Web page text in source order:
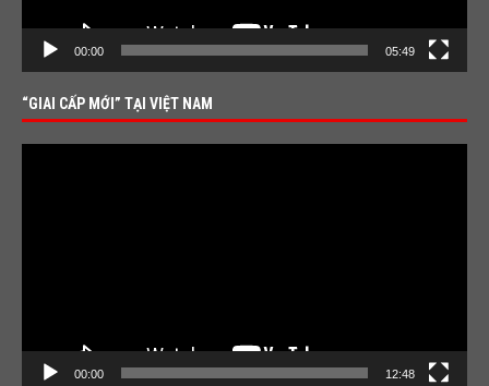
00:00 05:49
“GIAI CẤP MỚI” TẠI VIỆT NAM
00:00 12:48